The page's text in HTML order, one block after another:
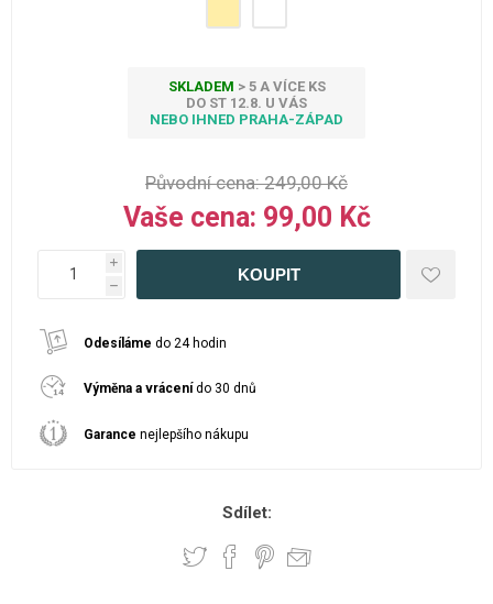
SKLADEM > 5 A VÍCE KS
DO ST 12.8. U VÁS
NEBO IHNED PRAHA-ZÁPAD
Původní cena: 249,00 Kč
Vaše cena: 99,00 Kč
i
h
Odesíláme do 24 hodin
Výměna a vrácení do 30 dnů
Garance nejlepšího nákupu
Sdílet: